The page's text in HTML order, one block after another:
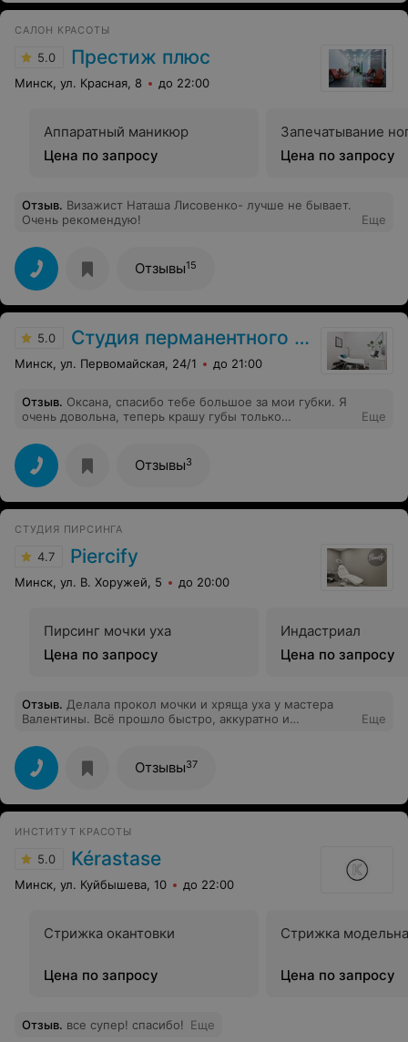
САЛОН КРАСОТЫ
5.0 Престиж плюс
Минск, ул. Красная, 8 до 22:00
Аппаратный маникюр
Цена по запросу
Запечатывание
Цена по запросу
Отзыв. Визажист Наташа Лисовенко- лучше не бывает.
Очень рекомендую!
Еще
Отзывы15
5.0 Студия перманентного макияжа Ксении Ермолич
Минск, ул. Первомайская, 24/1 до 21:00
Отзыв. Оксана, спасибо тебе большое за мои губки. Я
очень довольна, теперь крашу губы только
рада, что познакомилась с тобой и ты сделала мне
красоту, которой я любуюсь каждый день. Это именно
то, что я хотела. И лично от себя – ты замечательный
человек. P. S. обязательно жди в гости за красивыми
бровками.
Еще
Отзывы3
СТУДИЯ ПИРСИНГА
4.7 Piercify
Минск, ул. В. Хоружей, 5 до 20:00
Пирсинг мочки уха
Цена по запросу
Индастриал
Цена по запросу
Отзыв. Делала прокол мочки и хряща уха у мастера
Валентины. Всё прошло быстро, аккуратно и
Уютный салон, приятный и вежливый персонал, всем
советую.
Еще
Отзывы37
ИНСТИТУТ КРАСОТЫ
5.0 Kérastase
Минск, ул. Куйбышева, 10 до 22:00
Стрижка окантовки
Цена по запросу
Стрижка
Цена по запросу
Отзыв. все супер! спасибо! Еще